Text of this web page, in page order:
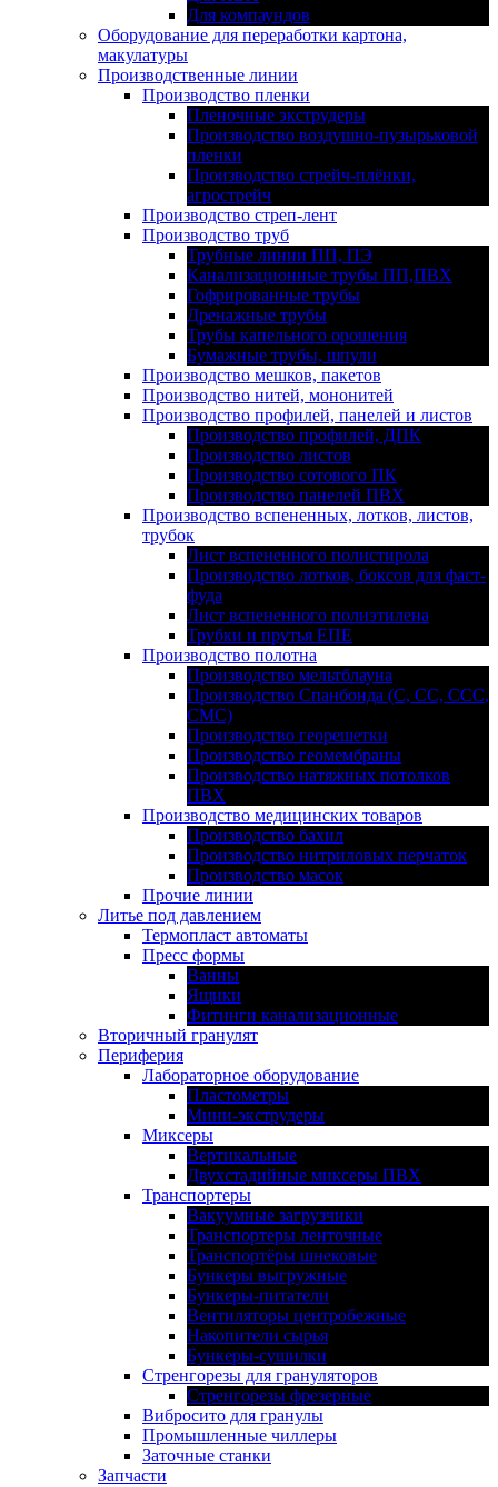
Для компаундов
Оборудование для переработки картона,
макулатуры
Производственные линии
Производство пленки
Пленочные экструдеры
Производство воздушно-пузырьковой
пленки
Производство стрейч-плёнки,
агрострейч
Производство стреп-лент
Производство труб
Трубные линии ПП, ПЭ
Канализационные трубы ПП,ПВХ
Гофрированные трубы
Дренажные трубы
Трубы капельного орошения
Бумажные трубы, шпули
Производство мешков, пакетов
Производство нитей, мононитей
Производство профилей, панелей и листов
Производство профилей, ДПК
Производство листов
Производство сотового ПК
Производство панелей ПВХ
Производство вспененных, лотков, листов,
трубок
Лист вспененного полистирола
Производство лотков, боксов для фаст-
фуда
Лист вспененного полиэтилена
Трубки и прутья ЕПЕ
Производство полотна
Производство мельтблауна
Производство Спанбонда (С, СС, ССС,
СМС)
Производство георешетки
Производство геомембраны
Производство натяжных потолков
ПВХ
Производство медицинских товаров
Производство бахил
Производство нитриловых перчаток
Производство масок
Прочие линии
Литье под давлением
Термопласт автоматы
Пресс формы
Ванны
Ящики
Фитинги канализационные
Вторичный гранулят
Периферия
Лабораторное оборудование
Пластометры
Мини-экструдеры
Миксеры
Вертикальные
Двухстадийные миксеры ПВХ
Транспортеры
Вакуумные загрузчики
Транспортеры ленточные
Транспортёры шнековые
Бункеры выгружные
Бункеры-питатели
Вентиляторы центробежные
Накопители сырья
Бункеры-сушилки
Стренгорезы для грануляторов
Стренгорезы фрезерные
Вибросито для гранулы
Промышленные чиллеры
Заточные станки
Запчасти